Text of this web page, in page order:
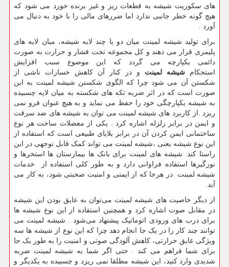
های سکوریت شیشه به قطعات ریز و غیر برنده خورد می شود که
هیچ گونه خطر جانبی ندارد اما ضررهای مالی را با خود به دنبال می
آورد .
برای تولید شیشه لمینت میان دو یا چند لایه شیشه، میان لایه های
پلیمری قرار می دهند و کل مجموعه تحت فشار و حرارت به صورت
دائمی یکپارچه می گردد که این موضوع سبب افزایش
استحکام شیشه لمینت و در کنار آن کاهش خسارات ناشی از
شکستن آن می شود چرا که الگوی شکستن شیشه لمینت به این
صورت است که در اثر ضربه تکه های شکسته به میان لایه چسبیده
به شیشه یکپارچگی خود را حفظ می نماید و به هیچ عنوان فرو نمی
ریزد .از کاربرد های شیشه لمینت می توان به شیشه های ضد سرقت
و ایمن در برابر زلزله اشاره کرد . یکی از معضلات ساخت هر نوع
ساختمانی ایمن کردن آن در برابر بلایای طبیعی است که استفاده از
این نوع شیشه یعنی ،شیشه لمینت می تواند کمک قابل توجهی در این
راستا کند. شیشه های لمینت برای بانک ها بیمارستان ها استخرها و
نورگیرها استفاده فراوانی دارد و به طور کلی استفاده از خدمات
شیشه لمینت در هرجا که از ایمنی و امنیت صحبتی شود، به کار می
آید.
از دیگر خاصیت های شیشه لمینت می‌توان به عایق بودن این شیشه
در مقابل صوت اشاره کرد و همچنین استفاده از این نوع شیشه ها
برای درب های ورودی اتوماتیک پیشنهاد می‌شود . شیشه لمینت می
توانند چند کار را در یک جا انجام دهد چرا که این نوع از شیشه ها سه
ویژگی عایق حرارتی، کاهش آلودگی صوتی و امنیت را به طور یک جا
برای شما فراهم می کند . حتی اگر شما به شیشه لمینت ضربه
شدیدی وارد کنید، این شیشه مطلقا نمی ریزد و چسبیده به یکدیگر و